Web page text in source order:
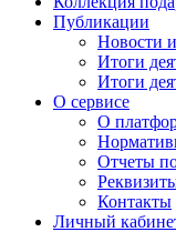
Публикации
Новости
Итоги
Итоги
О сервисе
О
Отчеты
Контакты
Личный